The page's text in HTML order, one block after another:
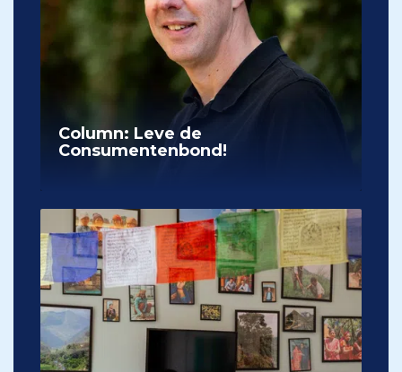
Column: Leve de
Consumentenbond!